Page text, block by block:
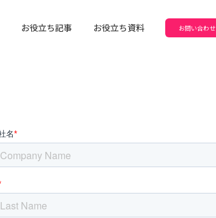
お役立ち記事 お役立ち資料 お問い合わせ